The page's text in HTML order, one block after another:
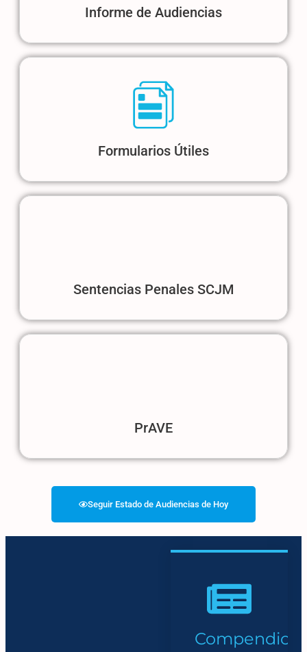
Informe de Audiencias
Formularios Útiles
Sentencias Penales SCJM
PrAVE
Seguir Estado de Audiencias de Hoy
Compendios